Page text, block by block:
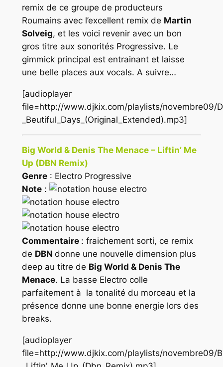
remix de ce groupe de producteurs
Roumains avec l’excellent remix de Martin
Solveig, et les voici revenir avec un bon
gros titre aux sonorités Progressive. Le
gimmick principal est entrainant et laisse
une belle places aux vocals. A suivre…
[audioplayer
file=http://www.djkix.com/playlists/novembre09/
_Beutiful_Days_(Original_Extended).mp3]
Big World & Denis The Menace – Liftin’ Me
Up (DBN Remix)
Genre: Electro Progressive
Note:
Commentaire : fraichement sorti, ce remix
de DBN donne une nouvelle dimension plus
deep au titre de Big World & Denis The
Menace. La basse Electro colle
parfaitement à la tonalité du morceau et la
présence donne une bonne energie lors des
breaks.
[audioplayer
file=http://www.djkix.com/playlists/novembre09/